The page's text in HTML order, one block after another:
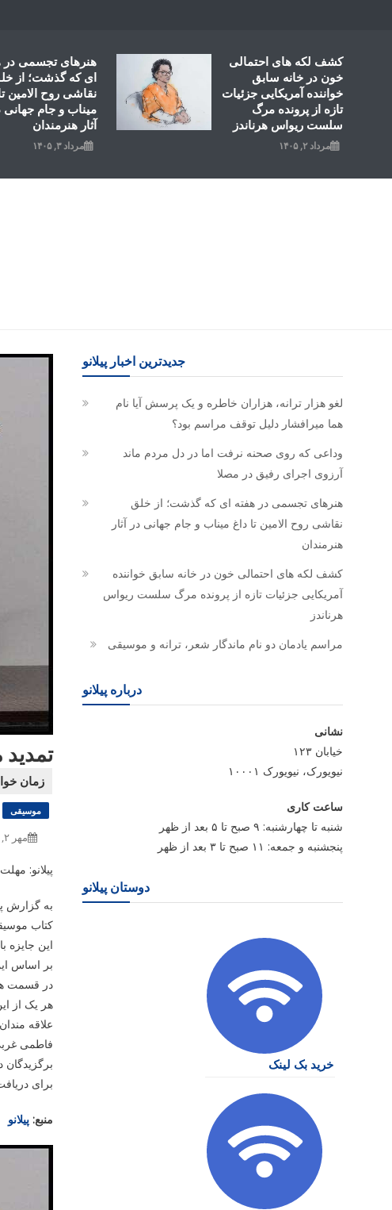
هنرهای تجسمی در
ای که گذشت؛ از
نقاشی روح الامین
میناب و جام جهانی
آثار هنرمندان
مرداد ۳, ۱۴۰۵
کشف لکه های احتمالی
خون در خانه سابق
خواننده آمریکایی جزئیات
تازه از پرونده مرگ
سلست ریواس هرناندز
مرداد ۲, ۱۴۰۵
موسیقی
مهر ۲, ۱۴۰۴
پیلانو:
به گزارش
کتاب موسیقی تا ۱۵ مهر ۱۴۰۴
این جایزه
در قسمت
هر یک از
فاطمی غربی، نبش
برای
منبع: پیلانو
جدیدترین اخبار پیلانو
لغو هزار ترانه، هزاران خاطره و یک پرسش آیا نام
هما میرافشار دلیل توقف مراسم بود؟
وداعی که روی صحنه نرفت اما در دل مردم ماند
آرزوی اجرای رفیق در مصلا
هنرهای تجسمی در هفته ای که گذشت؛ از خلق
نقاشی روح الامین تا داغ میناب و جام جهانی در آثار
هنرمندان
کشف لکه های احتمالی خون در خانه سابق خواننده
آمریکایی جزئیات تازه از پرونده مرگ سلست ریواس
هرناندز
مراسم یادمان دو نام ماندگار شعر، ترانه و موسیقی
درباره پیلانو
نشانی
خیابان ۱۲۳
نیویورک، نیویورک ۱۰۰۰۱
ساعت کاری
شنبه تا چهارشنبه: ۹ صبح تا ۵ بعد از ظهر
پنجشنبه و جمعه: ۱۱ صبح تا ۳ بعد از ظهر
دوستان پیلانو
خرید بک لینک